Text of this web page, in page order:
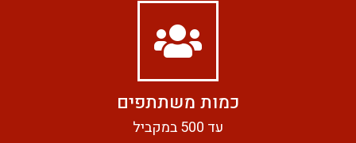
כמות משתתפים
עד 500 במקביל